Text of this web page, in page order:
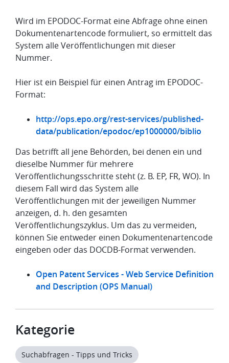
Wird im EPODOC-Format eine Abfrage ohne einen
Dokumentenartencode formuliert, so ermittelt das
System alle Veröffentlichungen mit dieser
Nummer.
Hier ist ein Beispiel für einen Antrag im EPODOC-
Format:
http://ops.epo.org/rest-services/published-
data/publication/epodoc/ep1000000/biblio
Das betrifft all jene Behörden, bei denen ein und
dieselbe Nummer für mehrere
Veröffentlichungsschritte steht (z. B. EP, FR, WO). In
diesem Fall wird das System alle
Veröffentlichungen mit der jeweiligen Nummer
anzeigen, d. h. den gesamten
Veröffentlichungszyklus. Um das zu vermeiden,
können Sie entweder einen Dokumentenartencode
eingeben oder das DOCDB-Format verwenden.
Open Patent Services - Web Service Definition
and Description (OPS Manual)
Kategorie
Suchabfragen - Tipps und Tricks